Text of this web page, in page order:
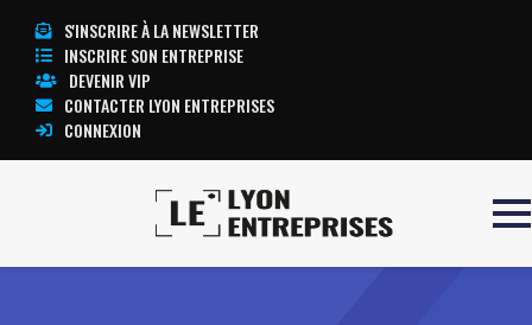
S'INSCRIRE À LA NEWSLETTER
INSCRIRE SON ENTREPRISE
DEVENIR VIP
CONTACTER LYON ENTREPRISES
CONNEXION